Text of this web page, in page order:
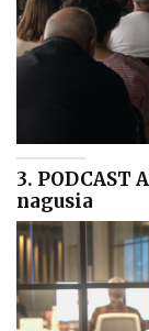
3. PODCAST
nagusia